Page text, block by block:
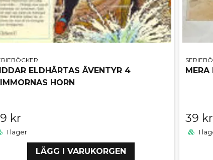
ELDHÄRTAS ÄVENTYR 4
HORN
kr
I lager
LÄGG I VARUKORGEN
39 kr
I